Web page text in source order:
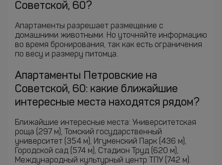
Советской, 60?
Апартаменты разрешает размещение с
домашними животными. Но уточняйте информацию
во время бронирования, так как есть ограничения
по весу и размеру питомца.
Апартаменты Петровские на
Советской, 60: какие ближайшие
интересные места находятся рядом?
Ближайшие интересные места: Университетская
роща (297 м), Томский государственный
университет (354 м), Игуменский Парк (436 м),
Городской сад (574 м), Стадион Труд (620 м),
Международный культурный центр ТПУ (742 м).